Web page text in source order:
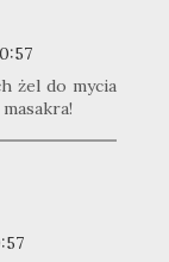
żel do mycia